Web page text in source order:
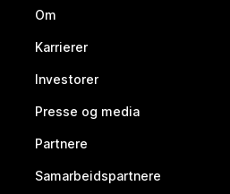
Om
Karrierer
Investorer
Presse og media
Partnere
Samarbeidspartnere